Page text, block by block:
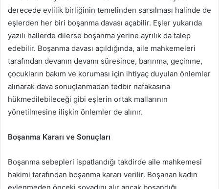
derecede evlilik birliğinin temelinden sarsılması halinde de
eşlerden her biri boşanma davası açabilir. Eşler yukarıda
yazılı hallerde dilerse boşanma yerine ayrılık da talep
edebilir. Boşanma davası açıldığında, aile mahkemeleri
tarafından devanın devamı süresince, barınma, geçinme,
çocukların bakım ve koruması için ihtiyaç duyulan önlemler
alınarak dava sonuçlanmadan tedbir nafakasına
hükmedilebileceği gibi eşlerin ortak mallarının
yönetilmesine ilişkin önlemler de alınır.
Boşanma Kararı ve Sonuçları
Boşanma sebepleri ispatlandığı takdirde aile mahkemesi
hakimi tarafından boşanma kararı verilir. Boşanan kadın